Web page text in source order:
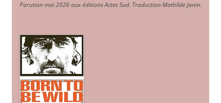
Parution mai 2026 aux éditions Actes Sud. Traduction Mathilde Janin.